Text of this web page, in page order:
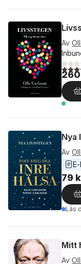
Av
4,5
Nya
Av
79
Läs
Mitt
Av